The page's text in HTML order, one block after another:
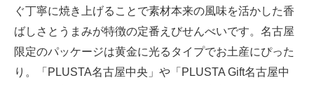
ぐ丁寧に焼き上げることで素材本来の風味を活かした香
ばしさとうまみが特徴の定番えびせんべいです。名古屋
限定のパッケージは黄金に光るタイプでお土産にぴった
り。「PLUSTA名古屋中央」や「PLUSTA Gift名古屋中